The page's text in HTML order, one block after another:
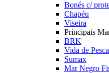
Bonés c/
Chapéu
Viseira
Principais
BRK
Vida de
Sumax
Mar Negro